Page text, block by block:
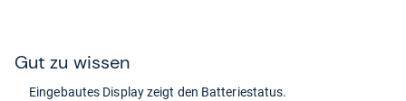
Gut zu wis­sen
Ein­ge­bau­tes Dis­play zeigt den Bat­te­rie­sta­tus.